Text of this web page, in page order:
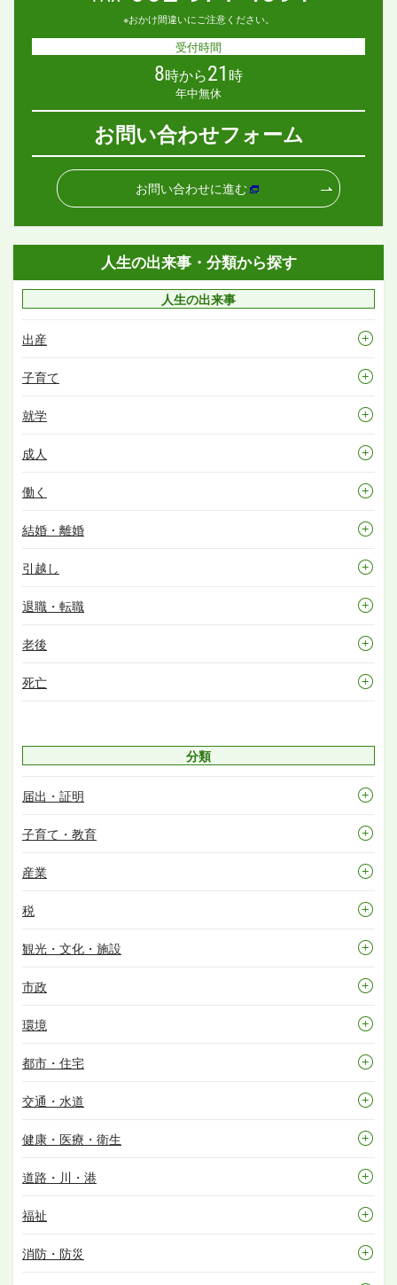
※おかけ間違いにご注意ください。
受付時間
8時から21 時
年中無休
お問い合わせフォーム
お問い合わせに進む
人生の出来事・分類から探す
人生の出来事
出産
子育て
就学
成人
働く
結婚・離婚
引越し
退職・転職
老後
死亡
分類
届出・証明
子育て・教育
産業
税
観光・文化・施設
市政
環境
都市・住宅
交通・水道
健康・医療・衛生
道路・川・港
福祉
消防・防災